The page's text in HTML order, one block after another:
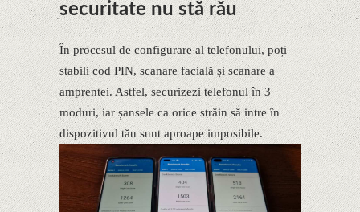
securitate nu stă rău
În procesul de configurare al telefonului, poți
stabili cod PIN, scanare facială și scanare a
amprentei. Astfel, securizezi telefonul în 3
moduri, iar șansele ca orice străin să intre în
dispozitivul tău sunt aproape imposibile.